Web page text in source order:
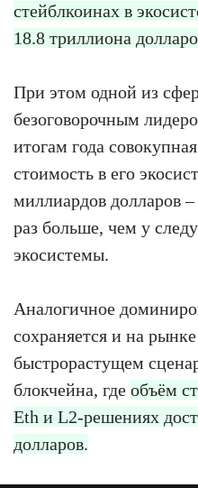
стейблкоинах в
18.8 триллиона
При этом одной из
безоговорочным
итогам года
стоимость в его
миллиардов долларов
раз больше, чем у
экосистемы.
Аналогичное
сохраняется и на
быстрорастущем
блокчейна, где объём
Eth и L2-решениях
долларов.